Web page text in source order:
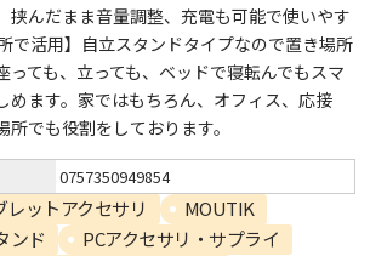
挟んだまま音量調整、充電も可能で使いやす
で活用】自立スタンドタイプなので置き場所
っても、立っても、ベッドで寝転んでもスマ
めます。家ではもちろん、オフィス、応接
でも役割をしております。
0757350949854
レットアクセサリ
MOUTIK
ンド
PCアクセサリ・サプライ